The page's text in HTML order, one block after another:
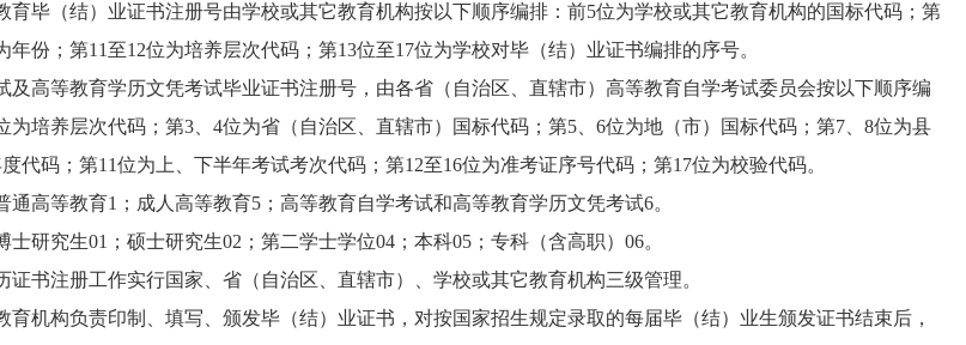
（结）业证书注册号由学校或其它教育机构按以下顺序编排：前5位为学校或其它教育机构的国标代码；第
份；第11至12位为培养层次代码；第13位至17位为学校对毕（结）业证书编排的序号。
等教育学历文凭考试毕业证书注册号，由各省（自治区、直辖市）高等教育自学考试委员会按以下顺序编
为培养层次代码；第3、4位为省（自治区、直辖市）国标代码；第5、6位为地（市）国标代码；第7、8位为县
代码；第11位为上、下半年考试考次代码；第12至16位为准考证序号代码；第17位为校验代码。
等教育1；成人高等教育5；高等教育自学考试和高等教育学历文凭考试6。
究生01；硕士研究生02；第二学士学位04；本科05；专科（含高职）06。
书注册工作实行国家、省（自治区、直辖市）、学校或其它教育机构三级管理。
构负责印制、填写、颁发毕（结）业证书，对按国家招生规定录取的每届毕（结）业生颁发证书结束后，